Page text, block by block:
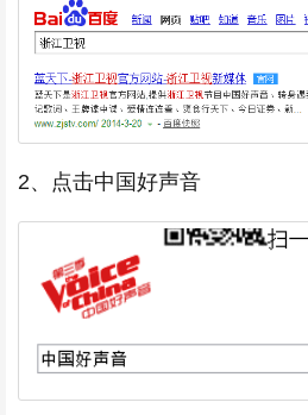
2、点击中国好声音